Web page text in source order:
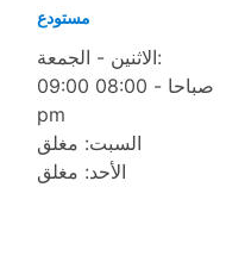
مستودع
الاثنين - الجمعة:
09:00 صباحا - 08:00
pm
السبت: مغلق
الأحد: مغلق